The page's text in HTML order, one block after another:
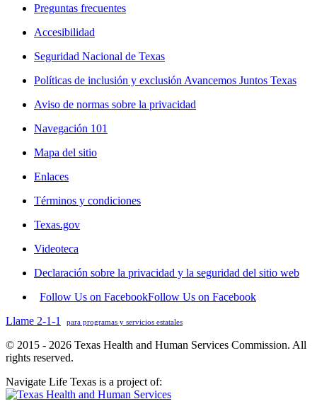
Preguntas frecuentes
Accesibilidad
Seguridad Nacional de Texas
Políticas de inclusión y exclusión Avancemos Juntos Texas
Aviso de normas sobre la privacidad
Navegación 101
Mapa del sitio
Enlaces
Términos y condiciones
Texas.gov
Videoteca
Declaración sobre la privacidad y la seguridad del sitio web
Follow Us on FacebookFollow Us on Facebook
Llame 2-1-1
para programas y servicios estatales
© 2015 - 2026 Texas Health and Human Services Commission. All
rights reserved.
Navigate Life Texas is a project of: